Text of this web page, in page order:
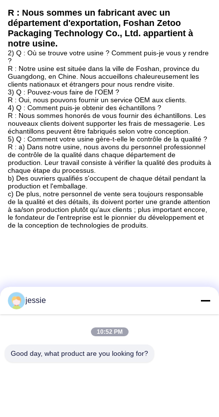
R : Nous sommes un fabricant avec un
département d'exportation, Foshan Zetoo
Packaging Technology Co., Ltd. appartient à
notre usine.
2) Q : Où se trouve votre usine ? Comment puis-je vous y rendre
?
R : Notre usine est située dans la ville de Foshan, province du
Guangdong, en Chine. Nous accueillons chaleureusement les
clients nationaux et étrangers pour nous rendre visite.
3) Q : Pouvez-vous faire de l'OEM ?
R : Oui, nous pouvons fournir un service OEM aux clients.
4) Q : Comment puis-je obtenir des échantillons ?
R : Nous sommes honorés de vous fournir des échantillons. Les
nouveaux clients doivent supporter les frais de messagerie. Les
échantillons peuvent être fabriqués selon votre conception.
5) Q : Comment votre usine gère-t-elle le contrôle de la qualité ?
R : a) Dans notre usine, nous avons du personnel professionnel
de contrôle de la qualité dans chaque département de
production. Leur travail consiste à vérifier la qualité des produits à
chaque étape du processus.
b) Des ouvriers qualifiés s'occupent de chaque détail pendant la
production et l'emballage.
c) De plus, notre personnel de vente sera toujours responsable
de la qualité et des détails, ils doivent porter une grande attention
à sa/son production plutôt qu'aux clients ; plus important encore,
le fondateur de l'entreprise est le pionnier du développement et
de la conception de technologies de produits.
jessie
10:52 PM
Good day, what product are you looking for?